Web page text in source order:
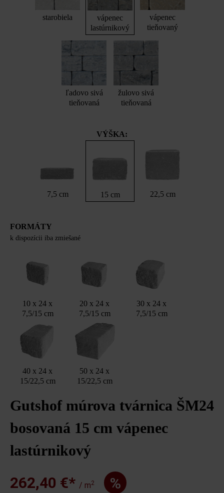
starobiela
vápenec
lastúrnikový
vápenec
tieňovaný
ľadovo sivá
tieňovaná
žulovo sivá
tieňovaná
VÝŠKA:
7,5 cm 15 cm 22,5 cm
FORMÁTY
k dispozícii iba zmiešané
10 x 24 x
7,5/15 cm
20 x 24 x
7,5/15 cm
30 x 24 x
7,5/15 cm
40 x 24 x
15/22,5 cm
50 x 24 x
15/22,5 cm
Gutshof múrova tvárnica ŠM24
bosovaná 15 cm vápenec
lastúrnikový
262,40 €* / m2 %